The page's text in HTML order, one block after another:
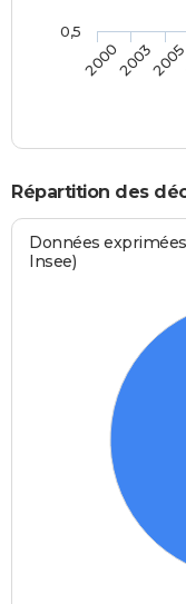
20002003
0,5
Répartition des
Données
Insee)